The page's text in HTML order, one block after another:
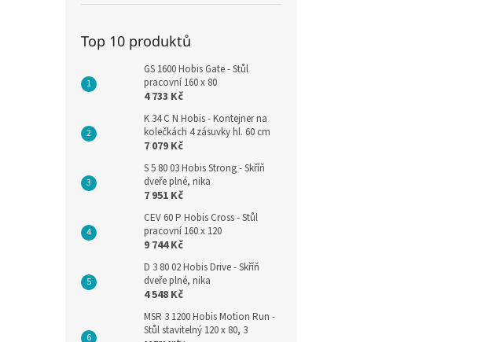
Top 10 produktů
GS 1600 Hobis Gate - Stůl
pracovní 160 x 80
4 733 Kč
K 34 C N Hobis - Kontejner na
kolečkách 4 zásuvky hl. 60 cm
7 079 Kč
S 5 80 03 Hobis Strong - Skříň
dveře plné, nika
7 951 Kč
CEV 60 P Hobis Cross - Stůl
pracovní 160 x 120
9 744 Kč
D 3 80 02 Hobis Drive - Skříň
dveře plné, nika
4 548 Kč
MSR 3 1200 Hobis Motion Run -
Stůl stavitelný 120 x 80, 3